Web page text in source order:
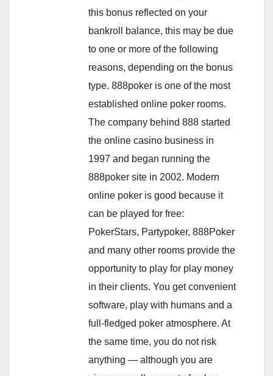
this bonus reflected on your
bankroll balance, this may be due
to one or more of the following
reasons, depending on the bonus
type. 888poker is one of the most
established online poker rooms.
The company behind 888 started
the online casino business in
1997 and began running the
888poker site in 2002. Modern
online poker is good because it
can be played for free:
PokerStars, Partypoker, 888Poker
and many other rooms provide the
opportunity to play for play money
in their clients. You get convenient
software, play with humans and a
full-fledged poker atmosphere. At
the same time, you do not risk
anything — although you are